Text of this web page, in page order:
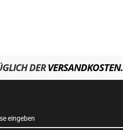
DERVERSANDKOSTEN.